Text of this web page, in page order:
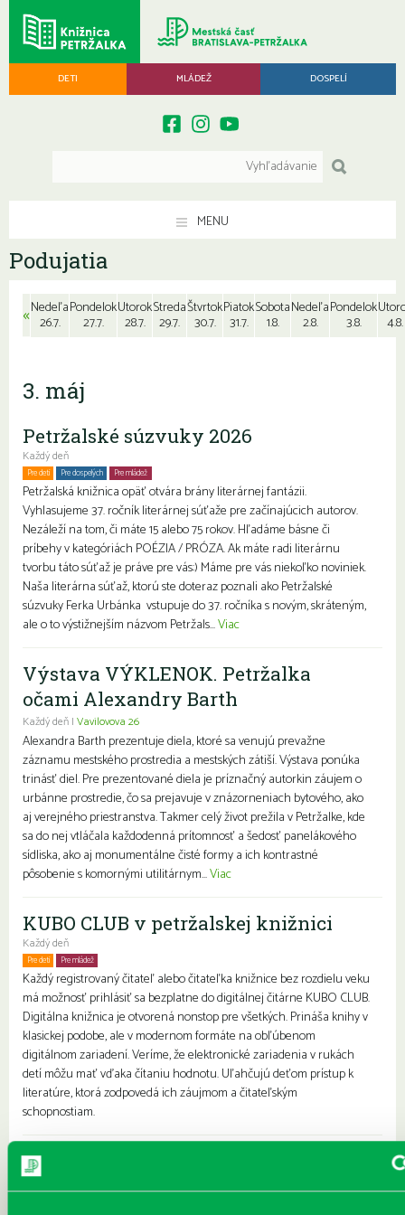
DETI MLÁDEŽ DOSPELÍ
MENU
Podujatia
«Nedeľa
26.7.
Pondelok
27.7.
Utorok
28.7.
Streda
29.7.
Štvrtok
30.7.
Piatok
31.7.
Sobota
1.8.
Nedeľa
2.8.
Pondelok
3.8. 4.8.
3. máj
Petržalské súzvuky 2026
Každý deň
Pre deti Pre dospelých Pre mládež
Petržalská knižnica opäť otvára brány literárnej fantázii.
Vyhlasujeme 37. ročník literárnej súťaže pre začínajúcich autorov.
Nezáleží na tom, či máte 15 alebo 75 rokov. Hľadáme básne či
príbehy v kategóriách POÉZIA / PRÓZA. Ak máte radi literárnu
tvorbu táto súťaž je práve pre vás:) Máme pre vás niekoľko noviniek.
Naša literárna súťaž, ktorú ste doteraz poznali ako Petržalské
súzvuky Ferka Urbánka vstupuje do 37. ročníka s novým, skráteným,
ale o to výstižnejším názvom Petržals...Viac
Výstava VÝKLENOK. Petržalka
očami Alexandry Barth
Každý deň | Vavilovova 26
Alexandra Barth prezentuje diela, ktoré sa venujú prevažne
záznamu mestského prostredia a mestských zátiší. Výstava ponúka
trinásť diel. Pre prezentované diela je príznačný autorkin záujem o
urbánne prostredie, čo sa prejavuje v znázorneniach bytového, ako
aj verejného priestranstva. Takmer celý život prežila v Petržalke, kde
sa do nej vtláčala každodenná prítomnosť a šedosť panelákového
sídliska, ako aj monumentálne čisté formy a ich kontrastné
pôsobenie s komornými utilitárnym...Viac
KUBO CLUB v petržalskej knižnici
Každý deň
Pre deti Pre mládež
Každý registrovaný čitateľ alebo čitateľka knižnice bez rozdielu veku
má možnosť prihlásiť sa bezplatne do digitálnej čitárne KUBO CLUB.
Digitálna knižnica je otvorená nonstop pre všetkých. Prináša knihy v
klasickej podobe, ale v modernom formáte na obľúbenom
digitálnom zariadení. Veríme, že elektronické zariadenia v rukách
detí môžu mať vďaka čítaniu hodnotu. Uľahčujú deťom prístup k
literatúre, ktorá zodpovedá ich záujmom a čitateľským
schopnostiam.
Vyhlasujeme 36. ročník literárnej
súťaže neprofesionálnych autoriek a